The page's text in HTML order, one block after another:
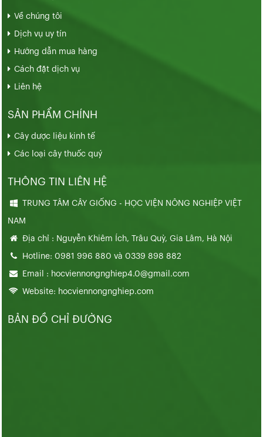
Về chúng tôi
Dịch vụ uy tín
Hướng dẫn mua hàng
Cách đặt dịch vụ
Liên hệ
SẢN PHẨM CHÍNH
Cây dược liệu kinh tế
Các loại cây thuốc quý
THÔNG TIN LIÊN HỆ
TRUNG TÂM CÂY GIỐNG - HỌC VIỆN NÔNG NGHIỆP VIỆT
NAM
Địa chỉ : Nguyễn Khiêm Ích, Trâu Quỳ, Gia Lâm, Hà Nội
Hotline: 0981 996 880 và 0339 898 882
Email : hocviennongnghiep4.0@gmail.com
Website: hocviennongnghiep.com
BẢN ĐỒ CHỈ ĐƯỜNG